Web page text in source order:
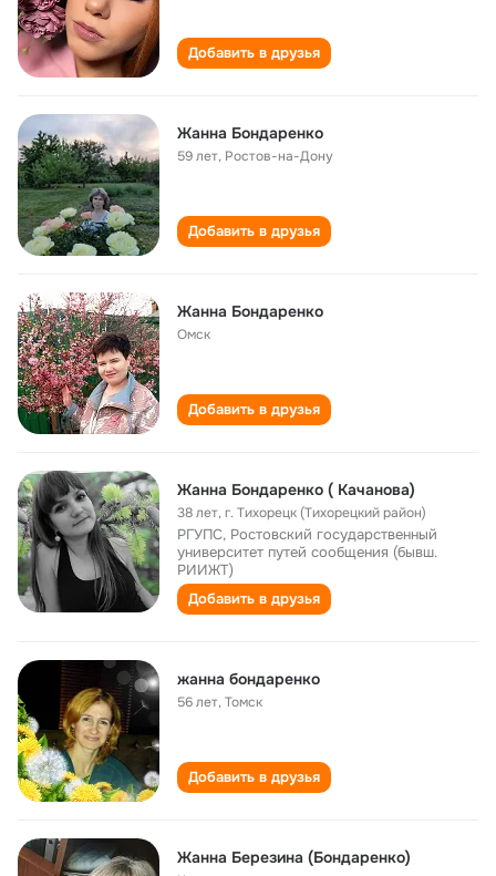
Добавить в друзья
Жанна Бондаренко
59 лет, Ростов-на-Дону
Добавить в друзья
Жанна Бондаренко
Омск
Добавить в друзья
Жанна Бондаренко ( Качанова)
38 лет,г. Тихорецк (Тихорецкий район)
РГУПС, Ростовский государственный
университет путей сообщения (бывш.
РИИЖТ)
Добавить в друзья
жанна бондаренко
56 лет,Томск
Добавить в друзья
Жанна Березина (Бондаренко)